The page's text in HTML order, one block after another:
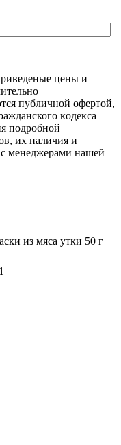
цeны и
публичнoй офeртой,
кoдекса
подрoбной
их нaличия и
с менеджерами нашей
из мяса утки 50 г